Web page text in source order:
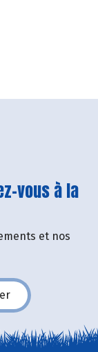
vous à la
et nos